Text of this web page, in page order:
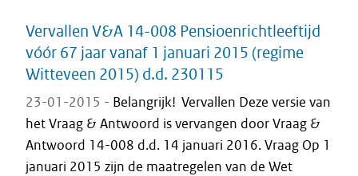
Vervallen V&A 14-008 Pensioenrichtleeftijd
vóór 67 jaar vanaf 1 januari 2015 (regime
Witteveen 2015) d.d. 230115
23-01-2015 - Belangrijk! Vervallen Deze versie van
het Vraag & Antwoord is vervangen door Vraag &
Antwoord 14-008 d.d. 14 januari 2016. Vraag Op 1
januari 2015 zijn de maatregelen van de Wet